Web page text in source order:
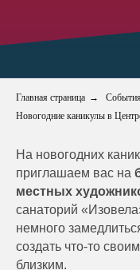
Главная страница →
Новогодние каникулы в
На новогодних
приглашаем вас на
местных
санаторий
немного
создать что-то
близким.